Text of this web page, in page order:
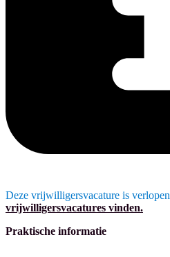
Deze vrijwilligersvacature is verlopen
vrijwilligersvacatures vinden.
Praktische informatie